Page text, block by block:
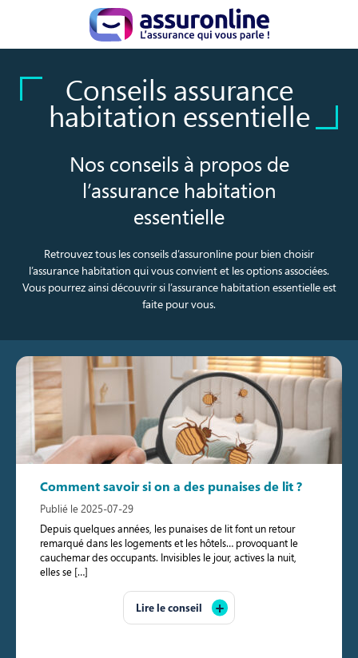
Conseils assurance
habitation essentielle
Nos conseils à propos de
l’assurance habitation
essentielle
Retrouvez tous les conseils d’assuronline pour bien choisir
l’assurance habitation qui vous convient et les options associées.
Vous pourrez ainsi découvrir si l’assurance habitation essentielle est
faite pour vous.
Comment savoir si on a des punaises de lit ?
Publié le 2025-07-29
Depuis quelques années, les punaises de lit font un retour
remarqué dans les logements et les hôtels… provoquant le
cauchemar des occupants. Invisibles le jour, actives la nuit,
elles se […]
Lire le conseil